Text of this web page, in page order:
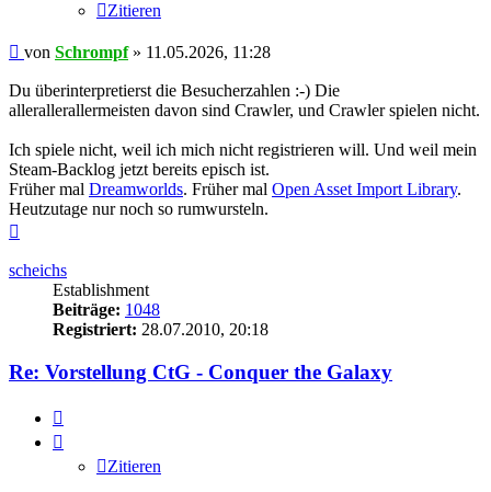
Zitieren
Beitrag
von Schrompf» 11.05.2026, 11:28
Du überinterpretierst die Besucherzahlen :-) Die
allerallerallermeisten davon sind Crawler, und Crawler spielen nicht.
Ich spiele nicht, weil ich mich nicht registrieren will. Und weil mein
Steam-Backlog jetzt bereits episch ist.
Früher mal Dreamworlds. Früher mal Open Asset Import Library.
Heutzutage nur noch so rumwursteln.
scheichs
Establishment
Beiträge: 1048
Registriert: 28.07.2010, 20:18
Re: Vorstellung CtG - Conquer the Galaxy
Zitieren